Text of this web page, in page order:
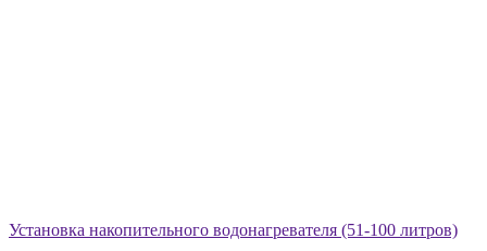
Установка накопительного водонагревателя (51-100 литров)